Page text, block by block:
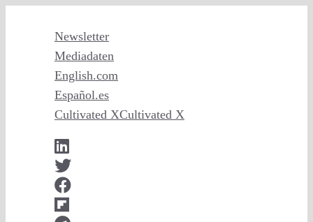
Newsletter
Mediadaten
English.com
Español.es
Cultivated XCultivated X